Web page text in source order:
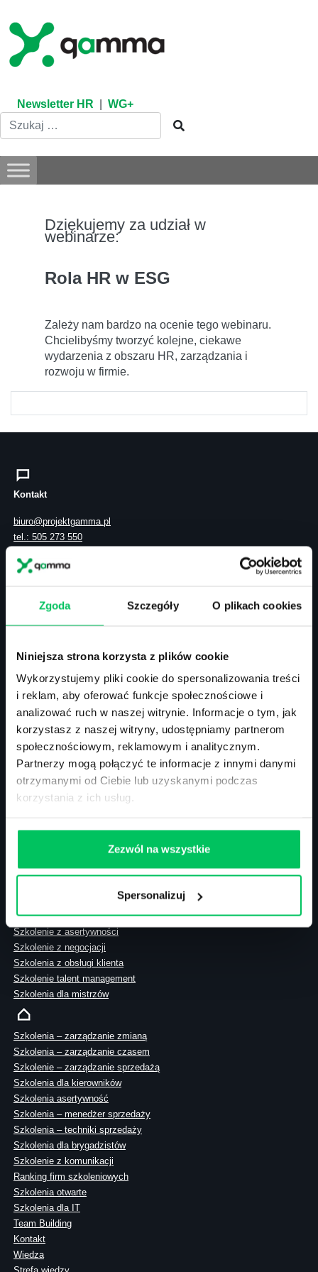
Zgoda Szczegóły O plikach cookies
Niniejsza strona korzysta z plików cookie
Wykorzystujemy pliki cookie do spersonalizowania treści
i reklam, aby oferować funkcje społecznościowe i
analizować ruch w naszej witrynie. Informacje o tym, jak
korzystasz z naszej witryny, udostępniamy partnerom
społecznościowym, reklamowym i analitycznym.
Partnerzy mogą połączyć te informacje z innymi danymi
otrzymanymi od Ciebie lub uzyskanymi podczas
korzystania z ich usług.
Zezwól na wszystkie
Spersonalizuj
content
Newsletter HR WG+
Dziękujemy za udział w
webinarze:
Rola HR w ESG
Zależy nam bardzo na ocenie tego webinaru.
Chcielibyśmy tworzyć kolejne, ciekawe
wydarzenia z obszaru HR, zarządzania i
rozwoju w firmie.
Kontakt
biuro@projektgamma.pl
tel.: 505 273 550
ul. Solec 38 lok. 105
00-394 Warszawa
Szkolenia zamknięte
Szkolenia menedżerskie
Szkolenia sprzedażowe
Szkolenia – efektywność osobista
Szkolenia – zarządzanie projektami
Szkolenia HR
Szkolenia – kompetencje przyszłości
Szkolenia – administracja publiczna
Terminarz szkoleń eksperckich
Szkolenie z zarządzania zespołem
Skolenie z motywowania
Szkolenie z asertywności
Szkolenie z negocjacji
Szkolenia z obsługi klienta
Szkolenie talent management
Szkolenia dla mistrzów
Szkolenia – zarządzanie zmianą
Szkolenia – zarządzanie czasem
Szkolenie – zarządzanie sprzedażą
Szkolenia dla kierowników
Szkolenia asertywność
Szkolenia – menedżer sprzedaży
Szkolenia – techniki sprzedaży
Szkolenia dla brygadzistów
Szkolenie z komunikacji
Ranking firm szkoleniowych
Szkolenia otwarte
Szkolenia dla IT
Team Building
Kontakt
Wiedza